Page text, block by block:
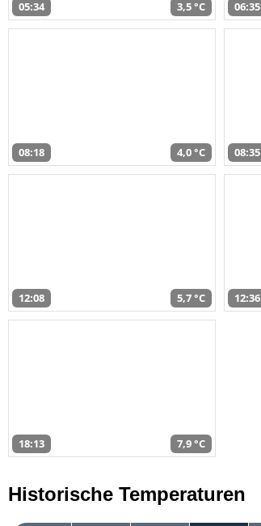
05:34 3,5 °C 06:35
08:18 4,0 °C 08:35
12:08 5,7 °C 12:36
18:13 7,9 °C
Historische Temperaturen